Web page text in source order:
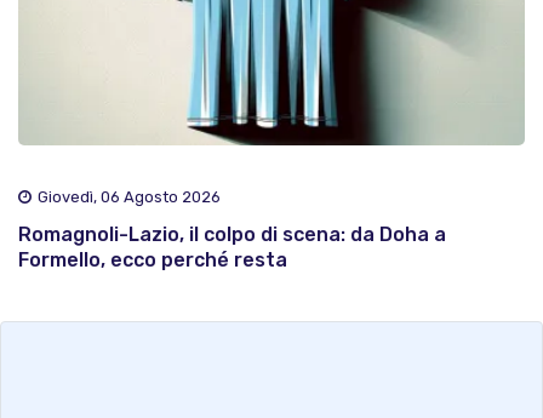
Giovedì, 06 Agosto 2026
Romagnoli-Lazio, il colpo di scena: da Doha a
Formello, ecco perché resta